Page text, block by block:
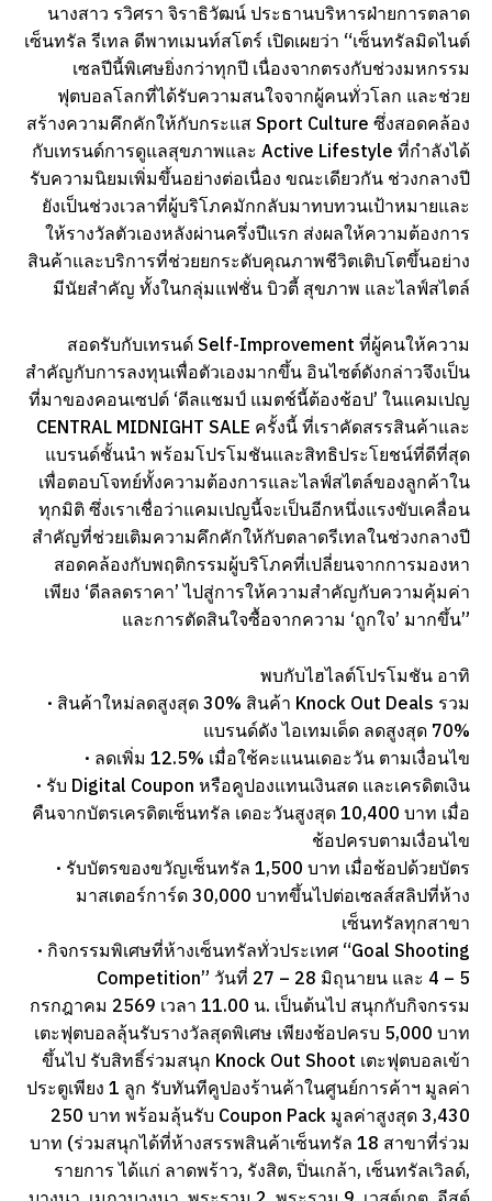
นางสาว รวิศรา จิราธิวัฒน์ ประธานบริหารฝ่ายการตลาด
เซ็นทรัล รีเทล ดีพาทเมนท์สโตร์ เปิดเผยว่า “เซ็นทรัลมิดไนต์
เซลปีนี้พิเศษยิ่งกว่าทุกปี เนื่องจากตรงกับช่วงมหกรรม
ฟุตบอลโลกที่ได้รับความสนใจจากผู้คนทั่วโลก และช่วย
สร้างความคึกคักให้กับกระแส Sport Culture ซึ่งสอดคล้อง
กับเทรนด์การดูแลสุขภาพและ Active Lifestyle ที่กำลังได้
รับความนิยมเพิ่มขึ้นอย่างต่อเนื่อง ขณะเดียวกัน ช่วงกลางปี
ยังเป็นช่วงเวลาที่ผู้บริโภคมักกลับมาทบทวนเป้าหมายและ
ให้รางวัลตัวเองหลังผ่านครึ่งปีแรก ส่งผลให้ความต้องการ
สินค้าและบริการที่ช่วยยกระดับคุณภาพชีวิตเติบโตขึ้นอย่าง
มีนัยสำคัญ ทั้งในกลุ่มแฟชั่น บิวตี้ สุขภาพ และไลฟ์สไตล์
สอดรับกับเทรนด์ Self-Improvement ที่ผู้คนให้ความ
สำคัญกับการลงทุนเพื่อตัวเองมากขึ้น อินไซต์ดังกล่าวจึงเป็น
ที่มาของคอนเซปต์ ‘ดีลแชมป์ แมตช์นี้ต้องช้อป’ ในแคมเปญ
CENTRAL MIDNIGHT SALE ครั้งนี้ ที่เราคัดสรรสินค้าและ
แบรนด์ชั้นนำ พร้อมโปรโมชันและสิทธิประโยชน์ที่ดีที่สุด
เพื่อตอบโจทย์ทั้งความต้องการและไลฟ์สไตล์ของลูกค้าใน
ทุกมิติ ซึ่งเราเชื่อว่าแคมเปญนี้จะเป็นอีกหนึ่งแรงขับเคลื่อน
สำคัญที่ช่วยเติมความคึกคักให้กับตลาดรีเทลในช่วงกลางปี
สอดคล้องกับพฤติกรรมผู้บริโภคที่เปลี่ยนจากการมองหา
เพียง ‘ดีลลดราคา’ ไปสู่การให้ความสำคัญกับความคุ้มค่า
และการตัดสินใจซื้อจากความ ‘ถูกใจ’ มากขึ้น”
พบกับไฮไลต์โปรโมชัน อาทิ
· สินค้าใหม่ลดสูงสุด 30% สินค้า Knock Out Deals รวม
แบรนด์ดัง ไอเทมเด็ด ลดสูงสุด 70%
· ลดเพิ่ม 12.5% เมื่อใช้คะแนนเดอะวัน ตามเงื่อนไข
· รับ Digital Coupon หรือคูปองแทนเงินสด และเครดิตเงิน
คืนจากบัตรเครดิตเซ็นทรัล เดอะวันสูงสุด 10,400 บาท เมื่อ
ช้อปครบตามเงื่อนไข
· รับบัตรของขวัญเซ็นทรัล 1,500 บาท เมื่อช้อปด้วยบัตร
มาสเตอร์การ์ด 30,000 บาทขึ้นไปต่อเซลส์สลิปที่ห้าง
เซ็นทรัลทุกสาขา
· กิจกรรมพิเศษที่ห้างเซ็นทรัลทั่วประเทศ “Goal Shooting
Competition” วันที่ 27 – 28 มิถุนายน และ 4 – 5
กรกฎาคม 2569 เวลา 11.00 น. เป็นต้นไป สนุกกับกิจกรรม
เตะฟุตบอลลุ้นรับรางวัลสุดพิเศษ เพียงช้อปครบ 5,000 บาท
ขึ้นไป รับสิทธิ์ร่วมสนุก Knock Out Shoot เตะฟุตบอลเข้า
ประตูเพียง 1 ลูก รับทันทีคูปองร้านค้าในศูนย์การค้าฯ มูลค่า
250 บาท พร้อมลุ้นรับ Coupon Pack มูลค่าสูงสุด 3,430
บาท (ร่วมสนุกได้ที่ห้างสรรพสินค้าเซ็นทรัล 18 สาขาที่ร่วม
รายการ ได้แก่ ลาดพร้าว, รังสิต, ปิ่นเกล้า, เซ็นทรัลเวิลด์,